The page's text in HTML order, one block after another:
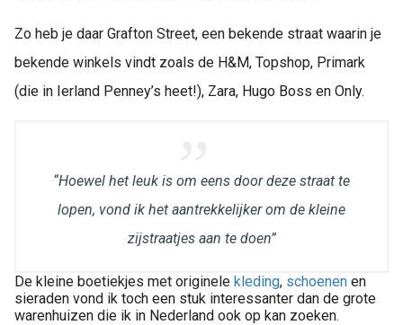
Zo heb je daar Grafton Street, een bekende straat waarin je
bekende winkels vindt zoals de H&M, Topshop, Primark
(die in Ierland Penney’s heet!), Zara, Hugo Boss en Only.
“Hoewel het leuk is om eens door deze straat te
lopen, vond ik het aantrekkelijker om de kleine
zijstraatjes aan te doen”
De kleine boetiekjes met originele kleding, schoenen en
sieraden vond ik toch een stuk interessanter dan de grote
warenhuizen die ik in Nederland ook op kan zoeken.